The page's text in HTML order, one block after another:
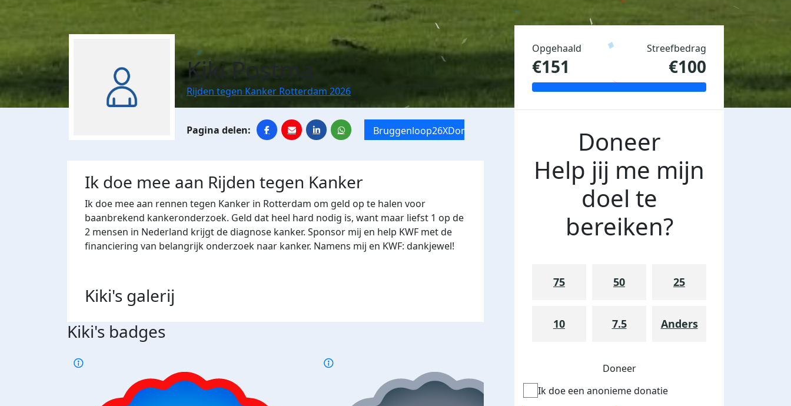
Kiki Postma
Rijden tegen Kanker Rotterdam 2026
Bruggenloop26XDommage
Ik doe mee aan Rijden tegen Kanker
Ik doe mee aan rennen tegen Kanker in Rotterdam om geld op te halen voor
baanbrekend kankeronderzoek. Geld dat heel hard nodig is, want maar liefst 1 op de
2 mensen in Nederland krijgt de diagnose kanker. Sponsor mij en help KWF met de
financiering van belangrijk onderzoek naar kanker. Namens mij en KWF: dankjewel!
Kiki's galerij
Kiki's badges
Opgehaald
€151
Streefbedrag
€100
Doneer
Help jij me mijn
doel te
bereiken?
75 50 25
10 7.5 Anders
Doneer
Ik doe een anonieme donatie